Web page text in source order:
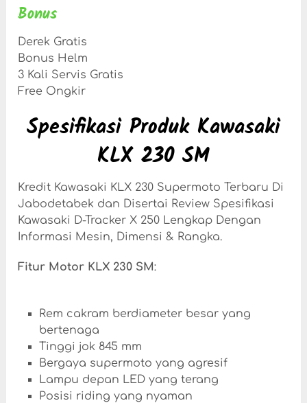
Bonus
Derek Gratis
Bonus Helm
3 Kali Servis Gratis
Free Ongkir
Spesifikasi Produk Kawasaki
KLX 230 SM
Kredit Kawasaki KLX 230 Supermoto Terbaru Di
Jabodetabek dan Disertai Review Spesifikasi
Kawasaki D-Tracker X 250 Lengkap Dengan
Informasi Mesin, Dimensi & Rangka.
Fitur Motor KLX 230 SM:
Rem cakram berdiameter besar yang
bertenaga
Tinggi jok 845 mm
Bergaya supermoto yang agresif
Lampu depan LED yang terang
Posisi riding yang nyaman